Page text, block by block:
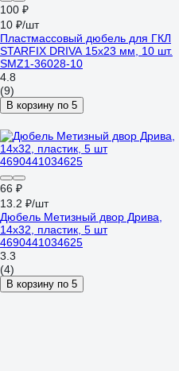
100 ₽
10 ₽/шт
Пластмассовый дюбель для ГКЛ
STARFIX DRIVA 15x23 мм, 10 шт.
SMZ1-36028-10
4.8
(9)
В корзину по 5
66 ₽
13.2 ₽/шт
Дюбель Метизный двор Дрива,
14x32, пластик, 5 шт
4690441034625
3.3
(4)
В корзину по 5